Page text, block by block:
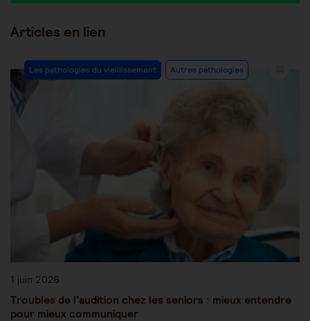
Articles en lien
Les pathologies du vieillissement Autres pathologies
1 juin 2026
Troubles de l’audition chez les seniors : mieux entendre
pour mieux communiquer